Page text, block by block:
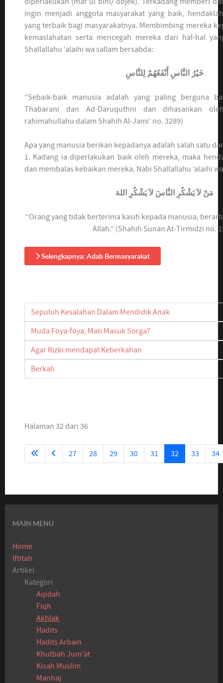
ingin menjadi anggota masyarakat yang baik,
yang terbaik bagi masyarakatnya. Membimbing mereka
kemaslahatan serta mencegah mereka dari hal-hal
Shallallahu ‘alaihi wa sallam bersabda:
خَيْرُ النَّاسِ أَنْفَعُهُمْ لِلنَّاسِ
“Sebaik-baik manusia adalah yang paling berguna
Thabarani dan Ad-Daruquthni dan dihasankan
rahimahullahu dalam Shahih Al-Jami’ no. 3289)
Apa yang manusia berikan kepadanya adalah salah satu
1. Kadang ia diperlakukan baik oleh mereka, maka
dan membalas kebaikan mereka. Nabi Shallallahu ‘alaihi
مَنْ لاَ يَشْكُرِ النَّاسَ لاَ يَشْكُرِ اللهَ
“Orang yang tidak berterima kasih kepada manusia,
Allah.” (Shahih Sunan At-Tirmidzi no.
Selengkapnya: Adab Bermasyarakat
Sepuluh Kesalahan Dalam Mendidik Anak
Muda Foya-foya, Mati Masuk Sorga?
Agar Rizki mendapat Keberkahan
Berkah
Halaman 32 dari 36
27 28 29 30 31 32 33 34
MAIN MENU
Home
Iftitah
Artikel
Kategori
Aqidah
Fiqh
Akhlak
Hadits
Hadits Arbain
Khutbah Jum'at
Kisah Muslim
Manhaj